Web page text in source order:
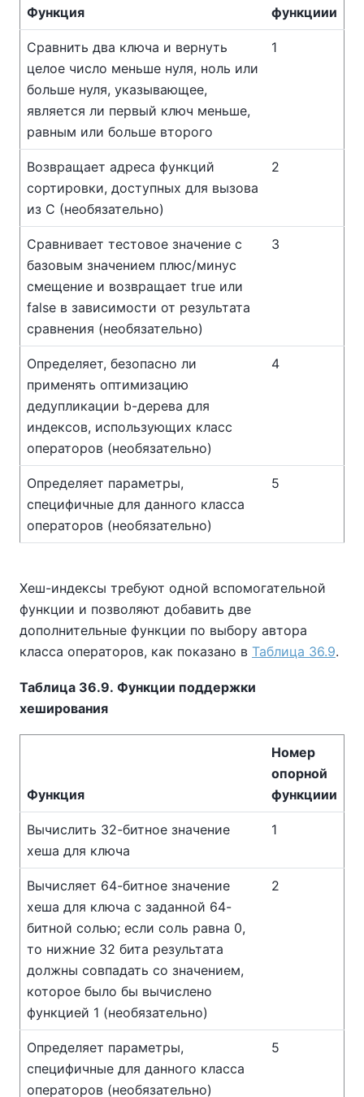
Функция
функциии
Сравнить два ключа и вернуть
целое число меньше нуля, ноль или
больше нуля, указывающее,
является ли первый ключ меньше,
равным или больше второго
1
Возвращает адреса функций
сортировки, доступных для вызова
из C (необязательно)
2
Сравнивает тестовое значение с
базовым значением плюс/минус
смещение и возвращает true или
false в зависимости от результата
сравнения (необязательно)
3
Определяет, безопасно ли
применять оптимизацию
дедупликации b-дерева для
индексов, использующих класс
операторов (необязательно)
4
Определяет параметры,
специфичные для данного класса
операторов (необязательно)
5
Хеш-индексы требуют одной вспомогательной
функции и позволяют добавить две
дополнительные функции по выбору автора
класса операторов, как показано в Таблица 36.9.
Таблица 36.9. Функции поддержки
хеширования
Функция
Номер
опорной
функциии
Вычислить 32-битное значение
хеша для ключа
1
Вычисляет 64-битное значение
хеша для ключа с заданной 64-
битной солью; если соль равна 0,
то нижние 32 бита результата
должны совпадать со значением,
которое было бы вычислено
функцией 1 (необязательно)
2
Определяет параметры,
специфичные для данного класса
операторов (необязательно)
5